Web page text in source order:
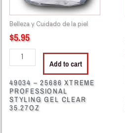
Belleza y Cuidado de la piel
$5.95
CLEAR
35.27OZ
quantity
Add to cart
49034 – 25686 XTREME
PROFESSIONAL
STYLING GEL CLEAR
35.27OZ